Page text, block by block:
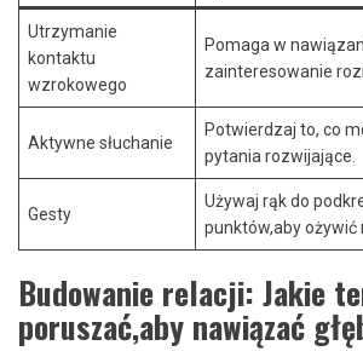
Utrzymanie
kontaktu
wzrokowego
Pomaga w
zainteresowanie
Aktywne słuchanie
Potwierdzaj ‌to, co
pytania rozwijające.
Gesty
Używaj rąk do
punktów,aby‌ ożywić
Budowanie relacji: Jakie
poruszać,aby nawiązać